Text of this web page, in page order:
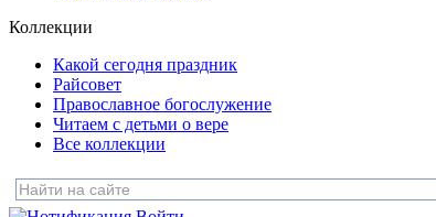
Коллекции
Какой сегодня праздник
Райсовет
Православное богослужение
Читаем с детьми о вере
Все коллекции